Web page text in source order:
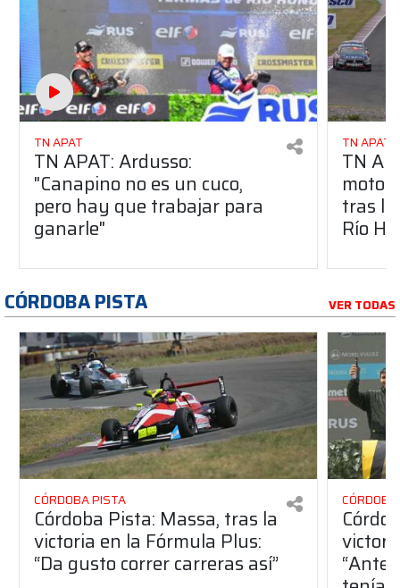
TN APAT
TN APAT: Ardusso:
"Canapino no es un cuco,
pero hay que trabajar para
ganarle"
TN APAT
TN
tras
Río
CÓRDOBA PISTA VER TODAS
CÓRDOBA PISTA
Córdoba Pista: Massa, tras la
victoria en la Fórmula Plus:
“Da gusto correr carreras así”